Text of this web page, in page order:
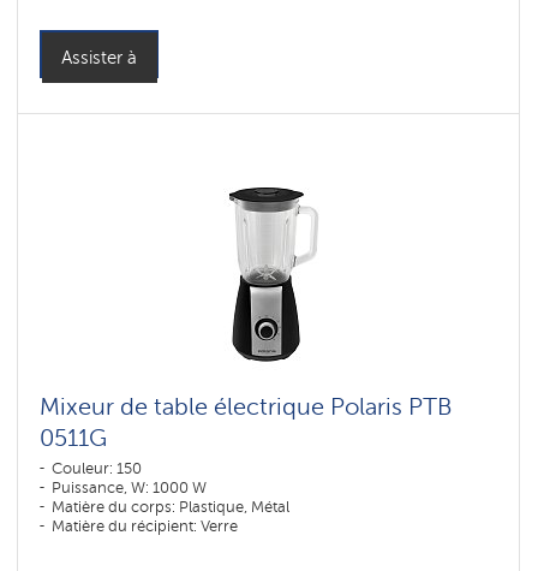
Assister à
Mixeur de table électrique Polaris PTB
0511G
Couleur: 150
Puissance, W: 1000 W
Matière du corps: Plastique, Métal
Matière du récipient: Verre